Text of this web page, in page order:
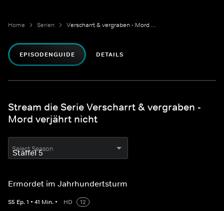
Home Serien Verscharrt & vergraben - Mord verjährt nicht
EPISODENGUIDE DETAILS
Stream die Serie Verscharrt & vergraben -
Mord verjährt nicht
Select Season
Ermordet im Jahrhundertsturm
S5 Ep.1 • 41 Min. • HD
12